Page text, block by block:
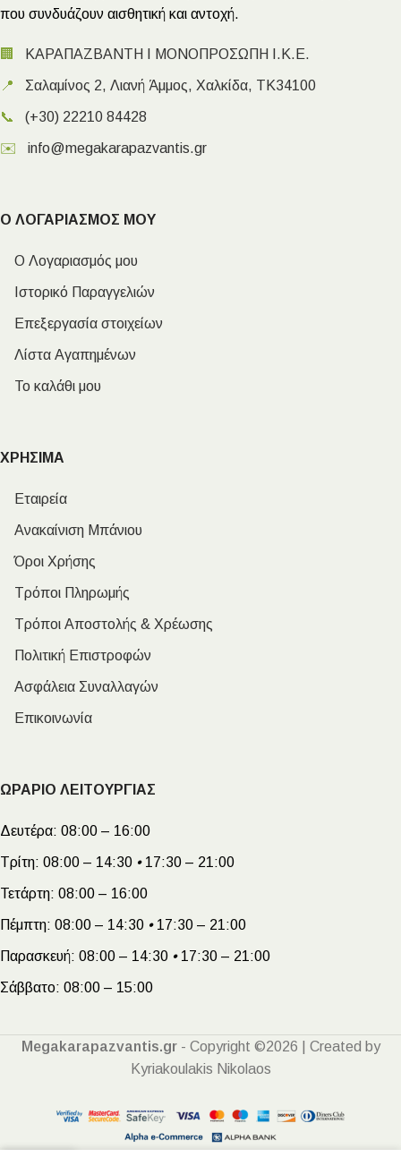
που συνδυάζουν αισθητική και αντοχή.
🏢 ΚΑΡΑΠΑΖΒΑΝΤΗ Ι ΜΟΝΟΠΡΟΣΩΠΗ Ι.Κ.Ε.
📍 Σαλαμίνος 2, Λιανή Άμμος, Χαλκίδα, ΤΚ34100
📞 (+30) 22210 84428
✉️ info@megakarapazvantis.gr
Ο ΛΟΓΑΡΙΑΣΜΟΣ ΜΟΥ
Ο Λογαριασμός μου
Ιστορικό Παραγγελιών
Επεξεργασία στοιχείων
Λίστα Αγαπημένων
Το καλάθι μου
ΧΡΗΣΙΜΑ
Εταιρεία
Ανακαίνιση Μπάνιου
Όροι Χρήσης
Τρόποι Πληρωμής
Τρόποι Αποστολής & Χρέωσης
Πολιτική Επιστροφών
Ασφάλεια Συναλλαγών
Επικοινωνία
ΩΡΑΡΙΟ ΛΕΙΤΟΥΡΓΙΑΣ
Δευτέρα: 08:00 – 16:00
Τρίτη: 08:00 – 14:30 •17:30 – 21:00
Τετάρτη: 08:00 – 16:00
Πέμπτη: 08:00 – 14:30 •17:30 – 21:00
Παρασκευή: 08:00 – 14:30 •17:30 – 21:00
Σάββατο: 08:00 – 15:00
Megakarapazvantis.gr- Copyright ©2026 | Created by
Kyriakoulakis Nikolaos